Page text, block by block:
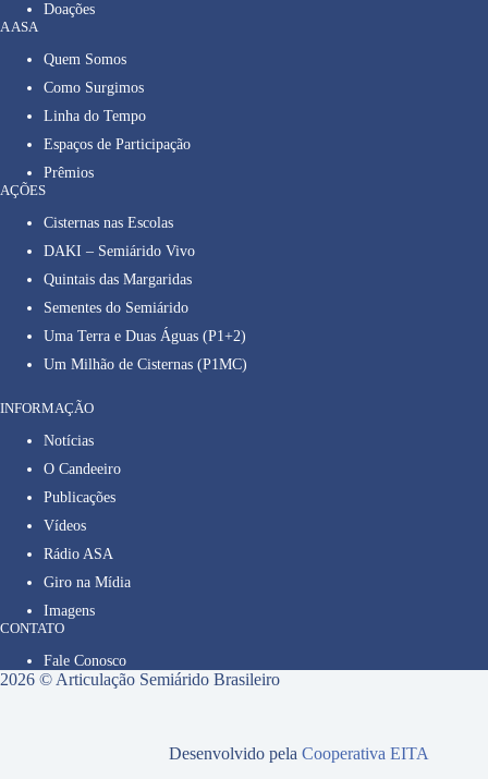
Doações
A ASA
Quem Somos
Como Surgimos
Linha do Tempo
Espaços de Participação
Prêmios
AÇÕES
Cisternas nas Escolas
DAKI – Semiárido Vivo
Quintais das Margaridas
Sementes do Semiárido
Uma Terra e Duas Águas (P1+2)
Um Milhão de Cisternas (P1MC)
INFORMAÇÃO
Notícias
O Candeeiro
Publicações
Vídeos
Rádio ASA
Giro na Mídia
Imagens
CONTATO
Fale Conosco
2026 © Articulação Semiárido Brasileiro
Desenvolvido pelaCooperativa EITA